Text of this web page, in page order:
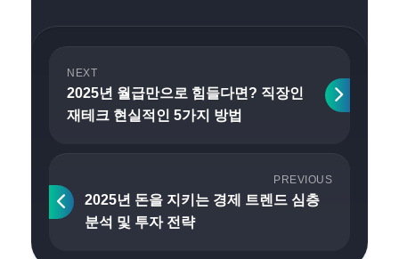
NEXT
2025년 월급만으로 힘들다면? 직장인
재테크 현실적인 5가지 방법
PREVIOUS
2025년 돈을 지키는 경제 트렌드 심층
분석 및 투자 전략